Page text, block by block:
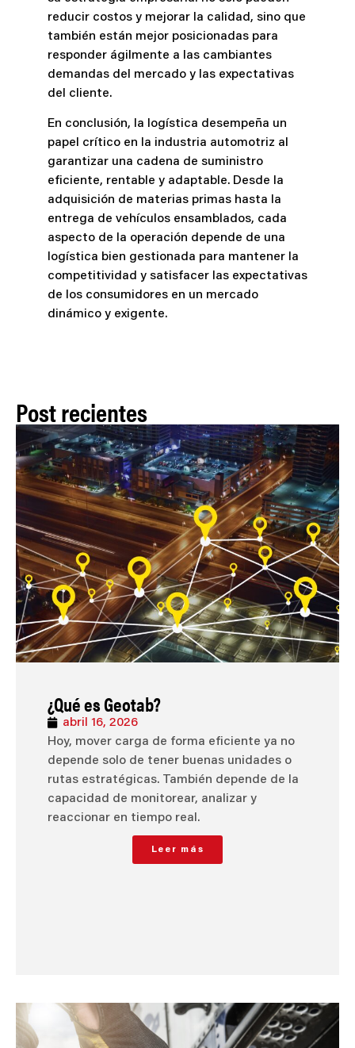
reducir costos y mejorar la calidad, sino que
también están mejor posicionadas para
responder ágilmente a las cambiantes
demandas del mercado y las expectativas
del cliente.
En conclusión, la logística desempeña un
papel crítico en la industria automotriz al
garantizar una cadena de suministro
eficiente, rentable y adaptable. Desde la
adquisición de materias primas hasta la
entrega de vehículos ensamblados, cada
aspecto de la operación depende de una
logística bien gestionada para mantener la
competitividad y satisfacer las expectativas
de los consumidores en un mercado
dinámico y exigente.
Post recientes
¿Qué es Geotab?
abril 16, 2026
Hoy, mover carga de forma eficiente ya no
depende solo de tener buenas unidades o
rutas estratégicas. También depende de la
capacidad de monitorear, analizar y
reaccionar en tiempo real.
Leer más